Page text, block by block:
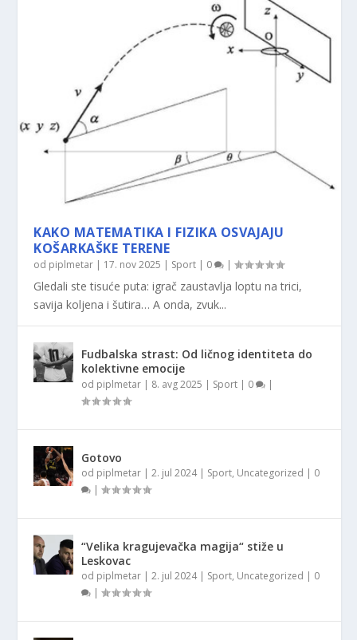
KAKO MATEMATIKA I FIZIKA OSVAJAJU
KOŠARKAŠKE TERENE
od piplmetar | 17. nov 2025 | Sport | 0 |
Gledali ste tisuće puta: igrač zaustavlja loptu na trici,
savija koljena i šutira… A onda, zvuk...
Fudbalska strast: Od ličnog identiteta do
kolektivne emocije
od piplmetar | 8. avg 2025 | Sport | 0 |
Gotovo
od piplmetar |2. jul 2024| Sport, Uncategorized | 0
|
“Velika kragujevačka magija“ stiže u
Leskovac
od piplmetar |2. jul 2024| Sport, Uncategorized | 0
|